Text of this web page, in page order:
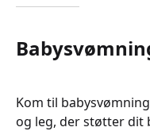
Kom til
og leg, der støtter dit